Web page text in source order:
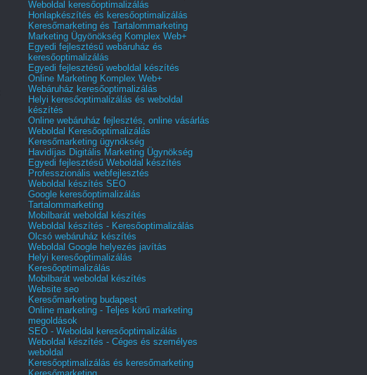
Weboldal keresőoptimalizálás
Honlapkészítés és keresőoptimalizálás
Keresőmarketing és Tartalommarketing
Marketing Ügyönökség Komplex Web+
Egyedi fejlesztésű webáruház és
keresőoptimalizálás
Egyedi fejlesztésű weboldal készítés
Online Marketing Komplex Web+
Webáruház keresőoptimalizálás
Helyi keresőoptimalizálás és weboldal
készítés
Online webáruház fejlesztés, online vásárlás
Weboldal Keresőoptimalizálás
Keresőmarketing ügynökség
Havidíjas Digitális Marketing Ügynökség
Egyedi fejlesztésű Weboldal készítés
Professzionális webfejlesztés
Weboldal készítés SEO
Google keresőoptimalizálás
Tartalommarketing
Mobilbarát weboldal készítés
Weboldal készítés - Keresőoptimalizálás
Olcsó webáruház készítés
Weboldal Google helyezés javítás
Helyi keresőoptimalizálás
Keresőoptimalizálás
Mobilbarát weboldal készítés
Website seo
Keresőmarketing budapest
Online marketing - Teljes körű marketing
megoldások
SEO - Weboldal keresőoptimalizálás
Weboldal készítés - Céges és személyes
weboldal
Keresőoptimalizálás és keresőmarketing
Keresőmarketing